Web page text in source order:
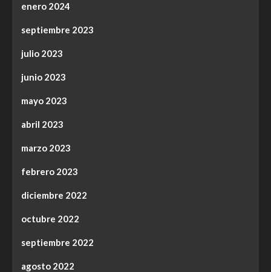
enero 2024
septiembre 2023
julio 2023
junio 2023
mayo 2023
abril 2023
marzo 2023
febrero 2023
diciembre 2022
octubre 2022
septiembre 2022
agosto 2022